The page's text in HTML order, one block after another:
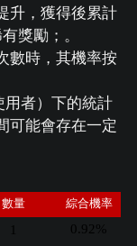
升，獲得後累計
獎勵；。
數時，其機率按
用者）下的統計
可能會存在一定
數量 綜合機率
0.92%